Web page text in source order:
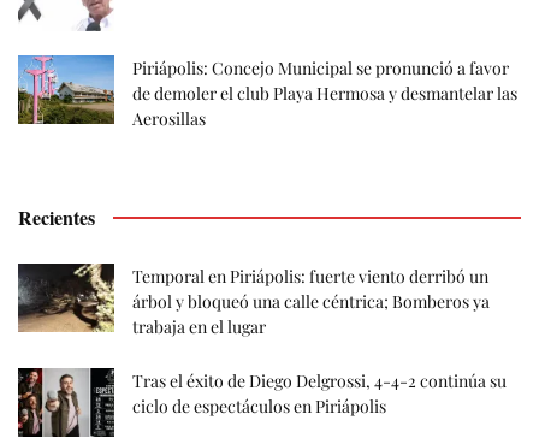
Piriápolis: Concejo Municipal se pronunció a favor
de demoler el club Playa Hermosa y desmantelar las
Aerosillas
Recientes
Temporal en Piriápolis: fuerte viento derribó un
árbol y bloqueó una calle céntrica; Bomberos ya
trabaja en el lugar
Tras el éxito de Diego Delgrossi, 4-4-2 continúa su
ciclo de espectáculos en Piriápolis